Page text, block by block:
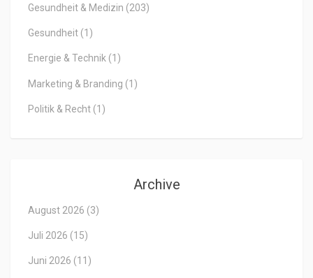
Gesundheit & Medizin (203)
Gesundheit (1)
Energie & Technik (1)
Marketing & Branding (1)
Politik & Recht (1)
Archive
August 2026 (3)
Juli 2026 (15)
Juni 2026 (11)